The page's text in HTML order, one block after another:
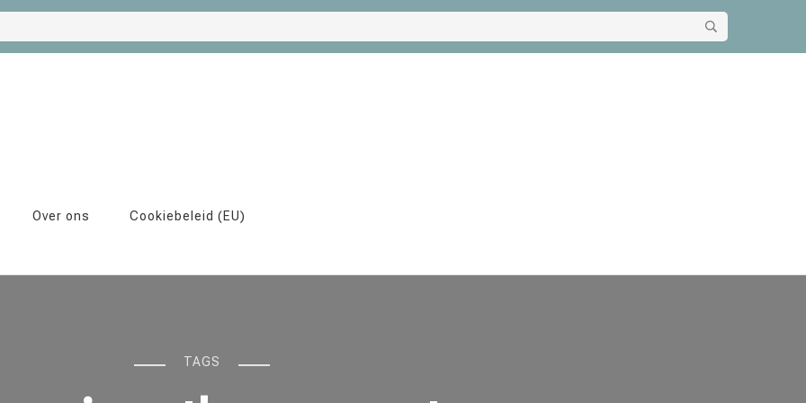
Over ons Cookiebeleid (EU)
TAGS